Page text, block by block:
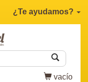
¿Te ayudamos?
vacío